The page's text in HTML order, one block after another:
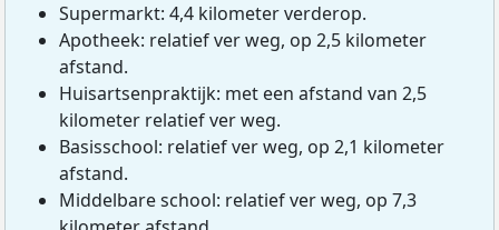
Supermarkt: 4,4 kilometer verderop.
Apotheek: relatief ver weg, op 2,5 kilometer
afstand.
Huisartsenpraktijk: met een afstand van 2,5
kilometer relatief ver weg.
Basisschool: relatief ver weg, op 2,1 kilometer
afstand.
Middelbare school: relatief ver weg, op 7,3